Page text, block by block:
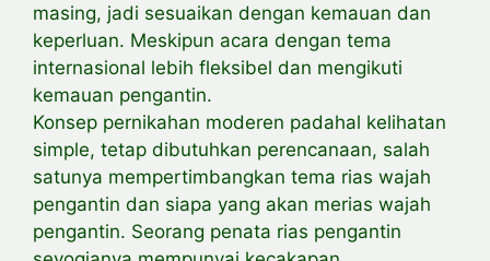
masing, jadi sesuaikan dengan kemauan dan
keperluan. Meskipun acara dengan tema
internasional lebih fleksibel dan mengikuti
kemauan pengantin.
Konsep pernikahan moderen padahal kelihatan
simple, tetap dibutuhkan perencanaan, salah
satunya mempertimbangkan tema rias wajah
pengantin dan siapa yang akan merias wajah
pengantin. Seorang penata rias pengantin